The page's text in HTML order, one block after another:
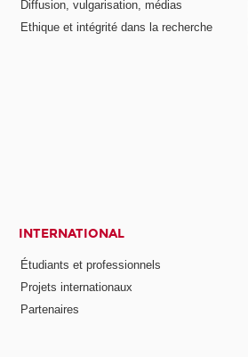
Diffusion, vulgarisation, médias
Ethique et intégrité dans la recherche
INTERNATIONAL
Étudiants et professionnels
Projets internationaux
Partenaires